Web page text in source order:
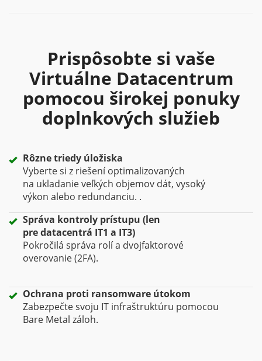
Prispôsobte si vaše
Virtuálne Datacentrum
pomocou širokej ponuky
doplnkových služieb
Rôzne triedy úložiska
Vyberte si z riešení optimalizovaných
na ukladanie veľkých objemov dát, vysoký
výkon alebo redundanciu. .
Správa kontroly prístupu (len
pre datacentrá IT1 a IT3)
Pokročilá správa rolí a dvojfaktorové
overovanie (2FA).
Ochrana proti ransomware útokom
Zabezpečte svoju IT infraštruktúru pomocou
Bare Metal záloh.